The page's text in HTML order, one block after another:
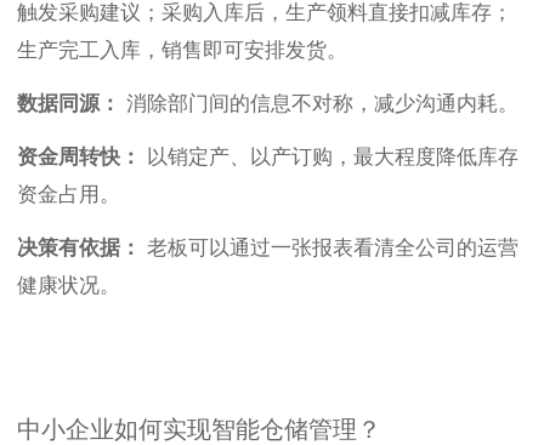
触发采购建议；采购入库后，生产领料直接扣减库存；
生产完工入库，销售即可安排发货。
数据同源： 消除部门间的信息不对称，减少沟通内耗。
资金周转快：
以销定产、以产订购，最大程度降低库存
资金占用。
决策有依据：
老板可以通过一张报表看清全公司的运营
健康状况。
中小企业如何实现智能仓储管理？